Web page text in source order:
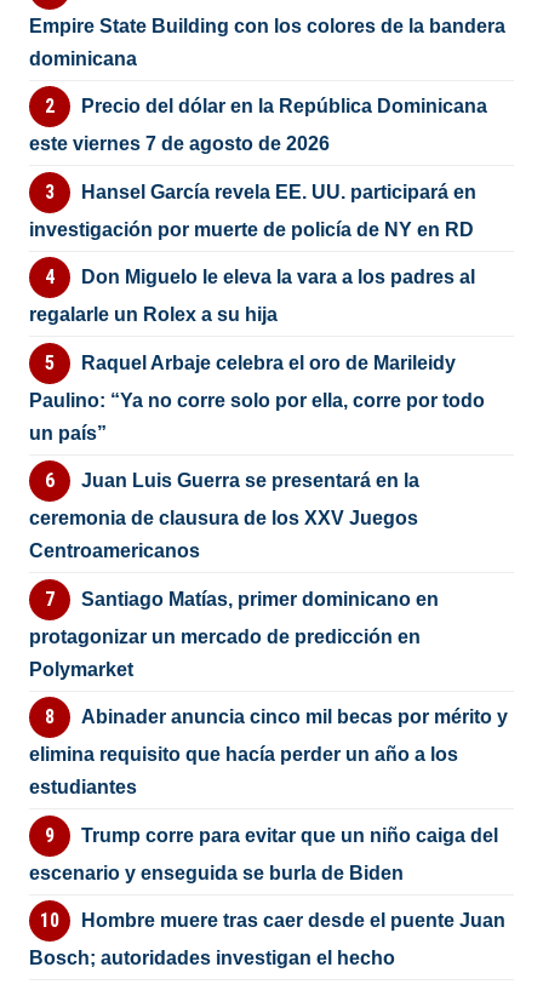
Empire State Building con los colores de la bandera
dominicana
Precio del dólar en la República Dominicana
este viernes 7 de agosto de 2026
Hansel García revela EE. UU. participará en
investigación por muerte de policía de NY en RD
Don Miguelo le eleva la vara a los padres al
regalarle un Rolex a su hija
Raquel Arbaje celebra el oro de Marileidy
Paulino: “Ya no corre solo por ella, corre por todo
un país”
Juan Luis Guerra se presentará en la
ceremonia de clausura de los XXV Juegos
Centroamericanos
Santiago Matías, primer dominicano en
protagonizar un mercado de predicción en
Polymarket
Abinader anuncia cinco mil becas por mérito y
elimina requisito que hacía perder un año a los
estudiantes
Trump corre para evitar que un niño caiga del
escenario y enseguida se burla de Biden
Hombre muere tras caer desde el puente Juan
Bosch; autoridades investigan el hecho